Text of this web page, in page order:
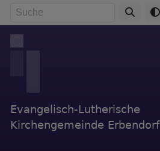
Direkt
Inhalt
Evangelisch-Lutherische
Kirchengemeinde Erbendorf